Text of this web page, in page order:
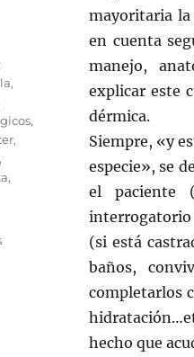
mayoritaria
en cuenta
manejo,
explicar este
dérmica.
Siempre, «y
especie», se
el paciente
interrogatorio
(si está
baños,
completarlos
hecho que
,
,
,
,
,